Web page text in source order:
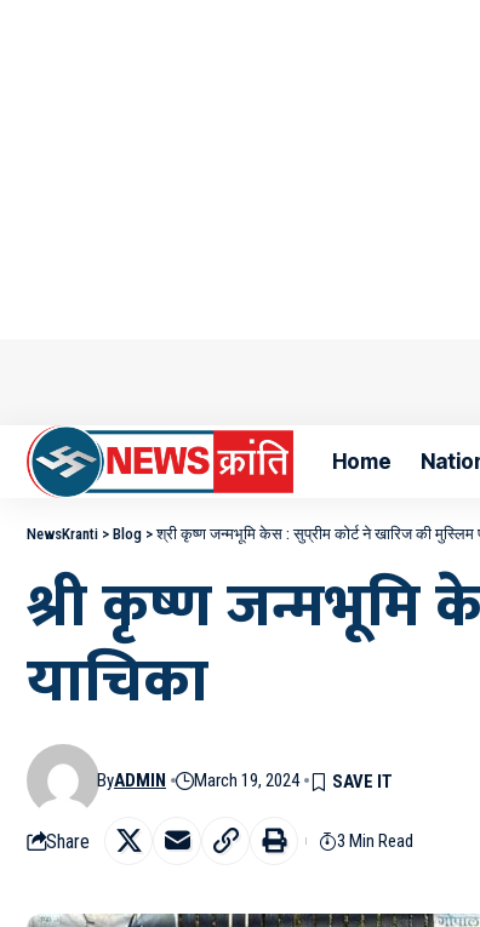
Home
NewsKranti > Blog >श्री कृष्ण जन्मभूमि केस : सुप्रीम कोर्ट ने खारिज की मुस्लिम
श्री कृष्ण जन्मभूमि
याचिका
ByADMIN March 19, 2024
Share 3 Min Read